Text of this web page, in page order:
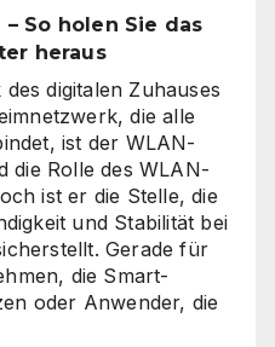
So holen Sie das
heraus
digitalen Zuhauses
die alle
ist der WLAN-
die Rolle des WLAN-
ist er die Stelle, die
und Stabilität bei
Gerade für
die Smart-
oder Anwender, die